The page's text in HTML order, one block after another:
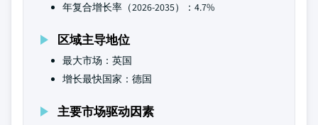
年复合增长率（2026-2035）：4.7%
区域主导地位
最大市场：英国
增长最快国家：德国
主要市场驱动因素